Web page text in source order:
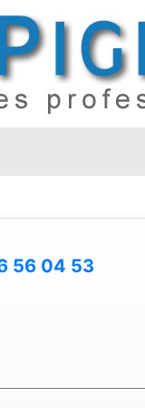
56 04 53